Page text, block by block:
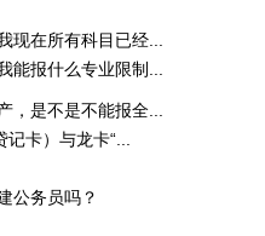
现在所有科目已经...
能报什么专业限制...
，是不是不能报全...
卡）与龙卡“...
公务员吗？